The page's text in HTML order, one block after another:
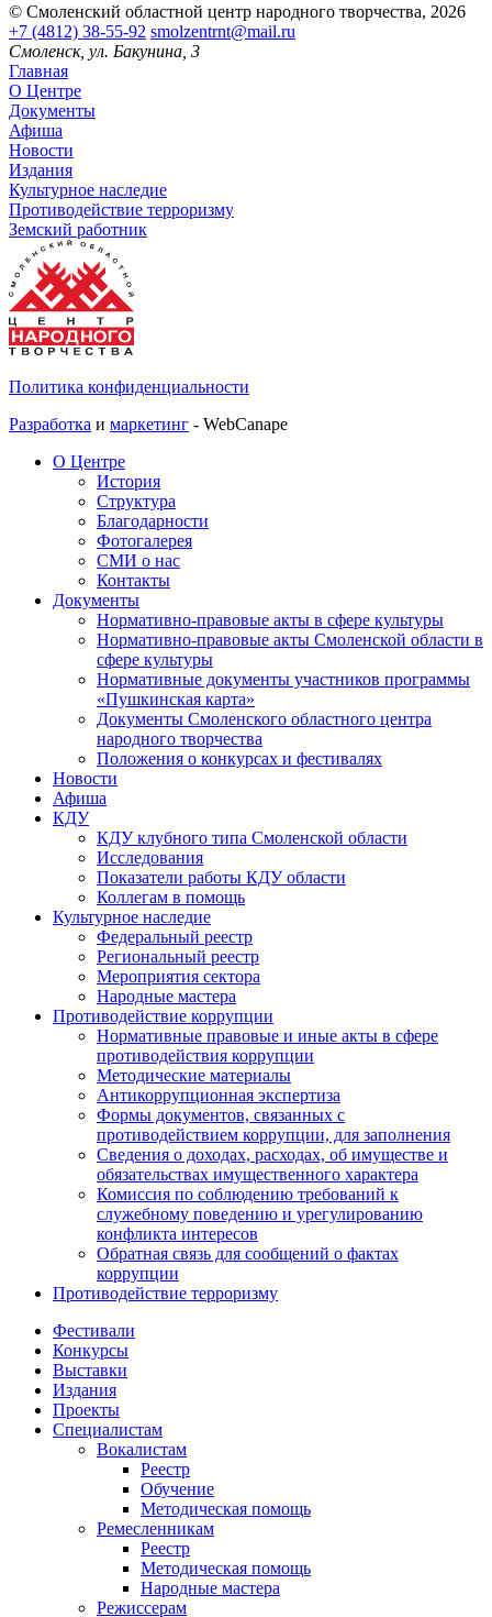
© Смоленский областной центр народного творчества, 2026
+7 (4812) 38-55-92 smolzentrnt@mail.ru
Смоленск, ул. Бакунина, 3
Главная
О Центре
Документы
Афиша
Новости
Издания
Культурное наследие
Противодействие терроризму
Земский работник
Политика конфиденциальности
Разработка и маркетинг - WebCanape
О Центре
История
Структура
Благодарности
Фотогалерея
СМИ о нас
Контакты
Документы
Нормативно-правовые акты в сфере культуры
Нормативно-правовые акты Смоленской области в
сфере культуры
Нормативные документы участников программы
«Пушкинская карта»
Документы Смоленского областного центра
народного творчества
Положения о конкурсах и фестивалях
Новости
Афиша
КДУ
КДУ клубного типа Смоленской области
Исследования
Показатели работы КДУ области
Коллегам в помощь
Культурное наследие
Федеральный реестр
Региональный реестр
Мероприятия сектора
Народные мастера
Противодействие коррупции
Нормативные правовые и иные акты в сфере
противодействия коррупции
Методические материалы
Антикоррупционная экспертиза
Формы документов, связанных с
противодействием коррупции, для заполнения
Сведения о доходах, расходах, об имуществе и
обязательствах имущественного характера
Комиссия по соблюдению требований к
служебному поведению и урегулированию
конфликта интересов
Обратная связь для сообщений о фактах
коррупции
Противодействие терроризму
Фестивали
Конкурсы
Выставки
Издания
Проекты
Специалистам
Вокалистам
Реестр
Обучение
Методическая помощь
Ремесленникам
Реестр
Методическая помощь
Народные мастера
Режиссерам